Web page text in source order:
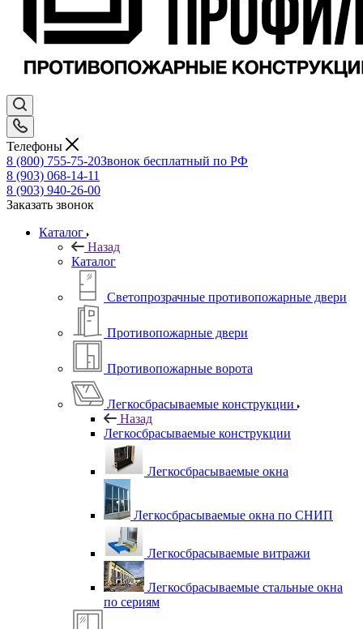
Телефоны
8 (800) 755-75-20Звонок бесплатный по РФ
8 (903) 068-14-11
8 (903) 940-26-00
Заказать звонок
Каталог
Назад
Каталог
Светопрозрачные противопожарные двери
Противопожарные двери
Противопожарные ворота
Легкосбрасываемые конструкции
Назад
Легкосбрасываемые конструкции
Легкосбрасываемые окна
Легкосбрасываемые окна по СНИП
Легкосбрасываемые витражи
Легкосбрасываемые стальные окна
по сериям